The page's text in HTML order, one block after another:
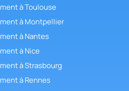
à Toulouse
à Montpellier
à Nantes
à Nice
à Strasbourg
à Rennes